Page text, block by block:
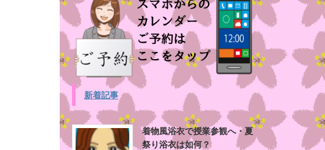
新着記事
着物風浴衣で授業参観へ・夏
祭り浴衣は如何？